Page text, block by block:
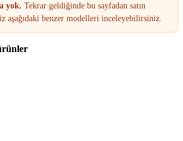
yok. Tekrar geldiğinde bu sayfadan satın
aşağıdaki benzer modelleri inceleyebilirsiniz.